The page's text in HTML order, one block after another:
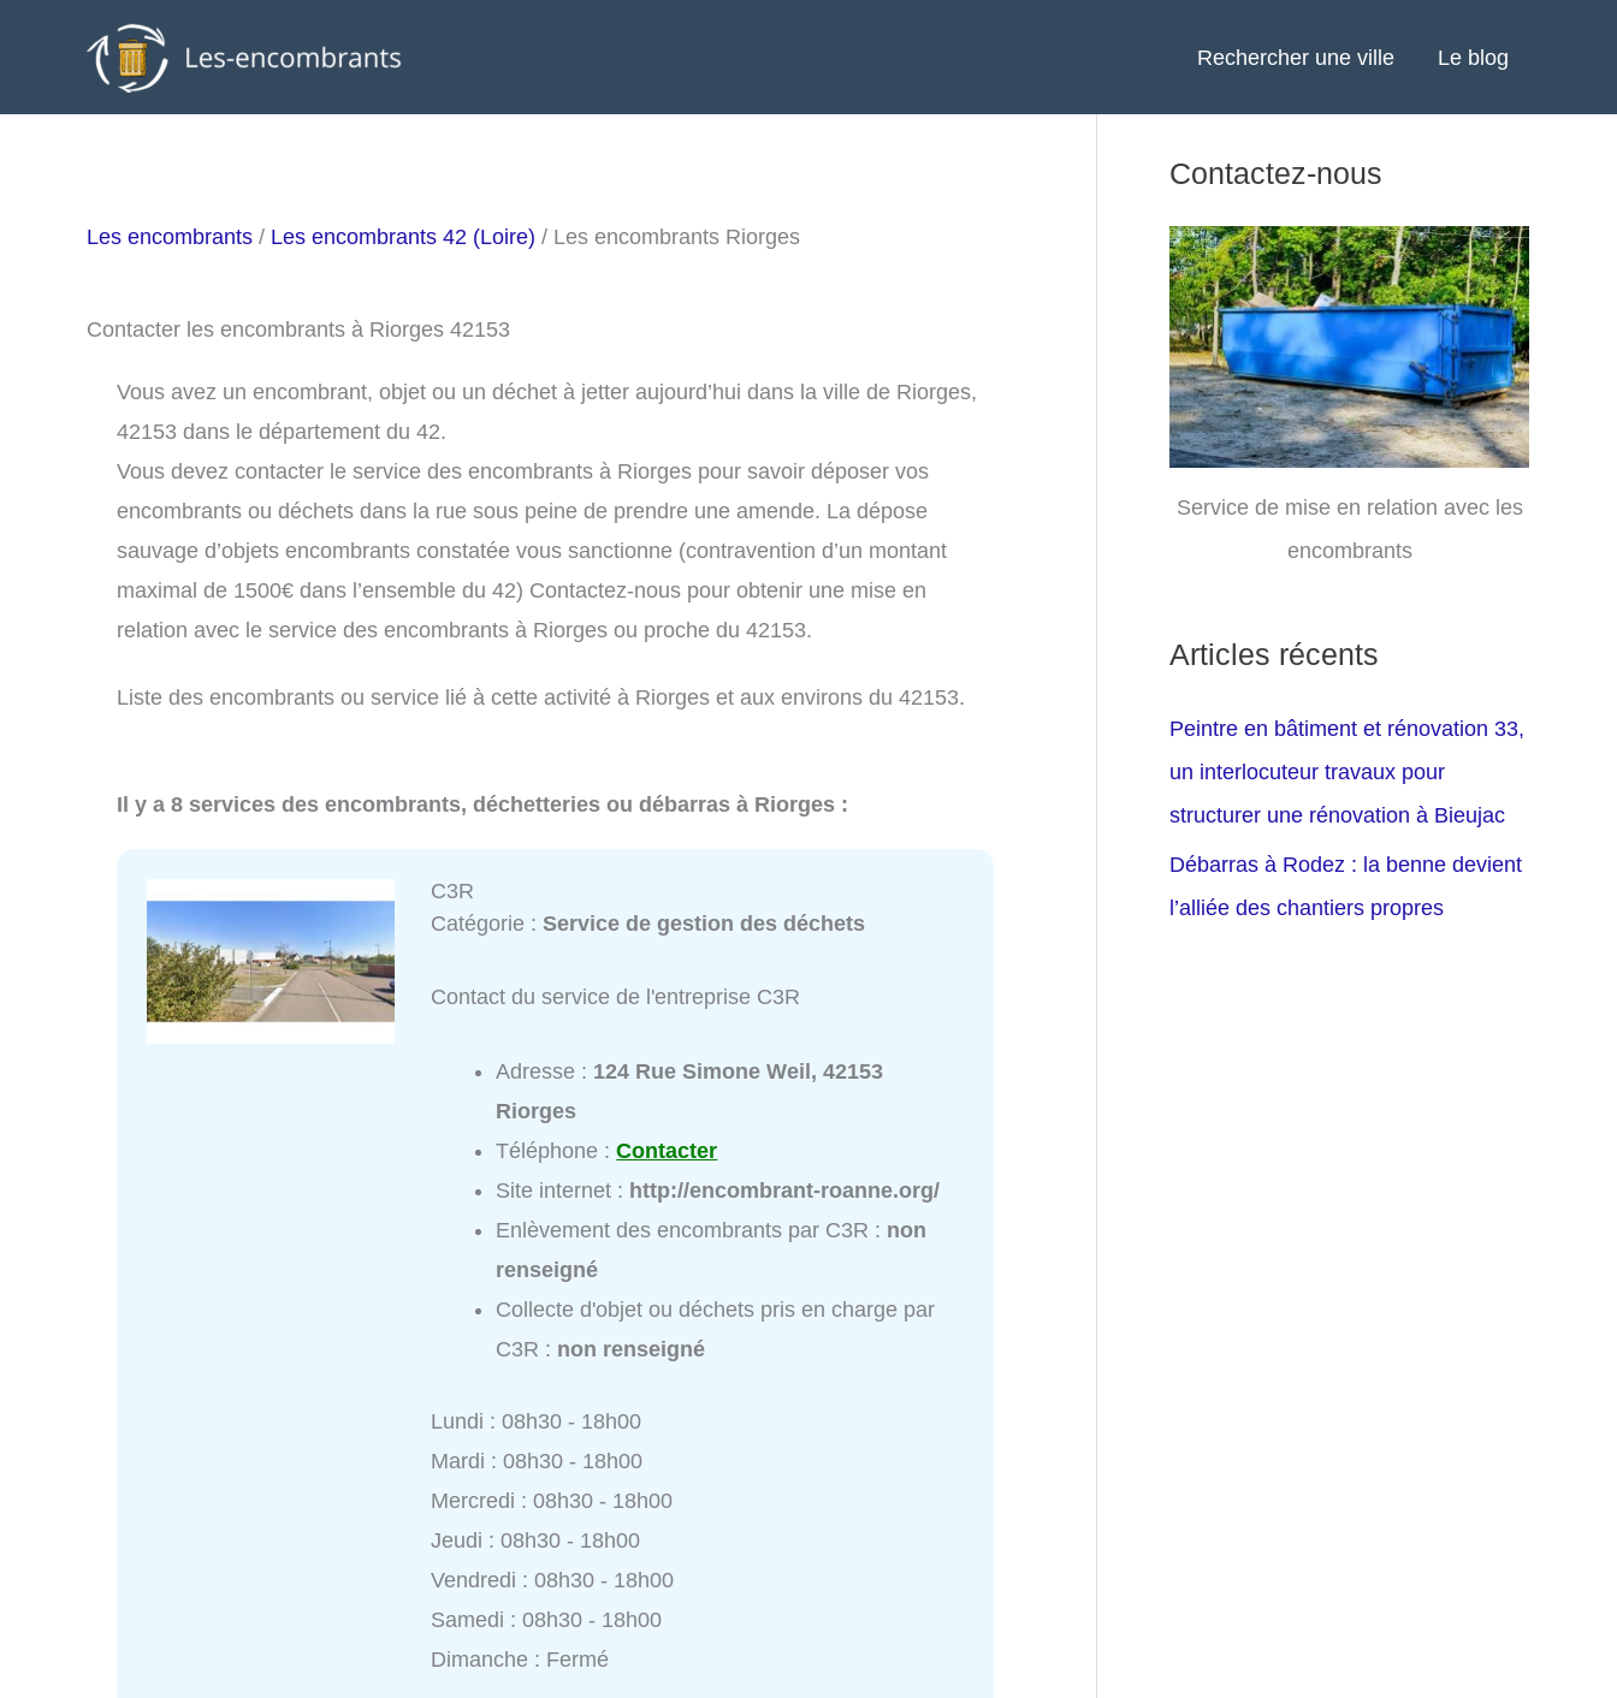
Rechercher une ville Le blog
Les encombrants / Les encombrants 42 (Loire) / Les encombrants Riorges
Contacter les encombrants à Riorges 42153
Vous avez un encombrant, objet ou un déchet à jetter aujourd’hui dans la ville de Riorges,
42153 dans le département du 42.
Vous devez contacter le service des encombrants à Riorges pour savoir déposer vos
encombrants ou déchets dans la rue sous peine de prendre une amende. La dépose
sauvage d’objets encombrants constatée vous sanctionne (contravention d’un montant
maximal de 1500€ dans l’ensemble du 42) Contactez-nous pour obtenir une mise en
relation avec le service des encombrants à Riorges ou proche du 42153.
Liste des encombrants ou service lié à cette activité à Riorges et aux environs du 42153.
Il y a 8 services des encombrants, déchetteries ou débarras à Riorges :
C3R
Catégorie :Service de gestion des déchets
Contact du service de l'entreprise C3R
Adresse : 124 Rue Simone Weil, 42153
Riorges
Téléphone :Contacter
Site internet : http://encombrant-roanne.org/
Enlèvement des encombrants par C3R : non
renseigné
Collecte d'objet ou déchets pris en charge par
C3R : non renseigné
Lundi : 08h30 - 18h00
Mardi : 08h30 - 18h00
Mercredi : 08h30 - 18h00
Jeudi : 08h30 - 18h00
Vendredi : 08h30 - 18h00
Samedi : 08h30 - 18h00
Dimanche : Fermé
Contactez-nous
Service de mise en relation avec les
encombrants
Articles récents
Peintre en bâtiment et rénovation 33,
un interlocuteur travaux pour
structurer une rénovation à Bieujac
Débarras à Rodez : la benne devient
l’alliée des chantiers propres